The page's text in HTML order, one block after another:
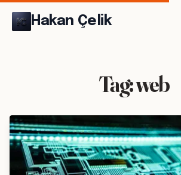
Hakan Çelik
Tag: web